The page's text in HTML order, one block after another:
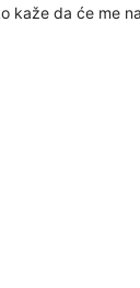
kaže da će me